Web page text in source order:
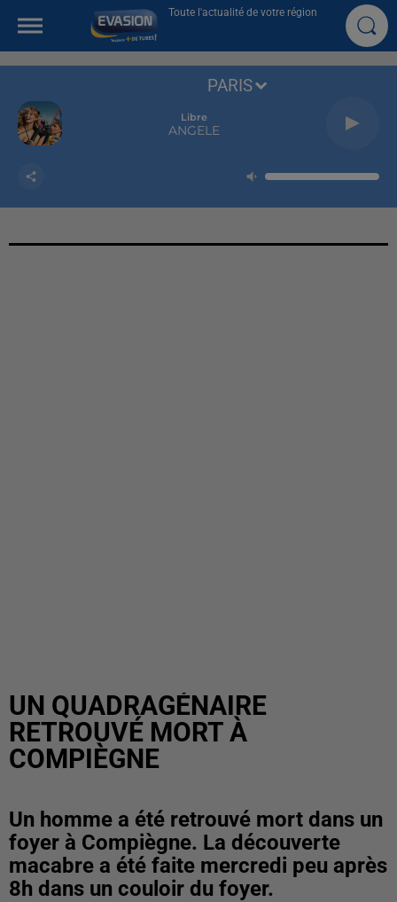
Toute l'actualité de votre région
Libre
ANGELE
PARIS
UN QUADRAGÉNAIRE
RETROUVÉ MORT À
COMPIÈGNE
Un homme a été retrouvé mort dans un
foyer à Compiègne. La découverte
macabre a été faite mercredi peu après
8h dans un couloir du foyer.